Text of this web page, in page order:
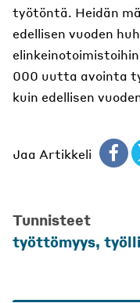
työtöntä. Heidän
edellisen vuoden
000 uutta avointa
kuin edellisen
Jaa Artikkeli
Tunnisteet
työttömyys,